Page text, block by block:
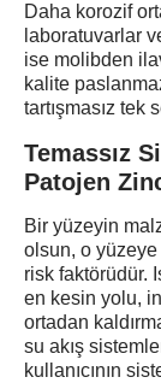
Daha korozif
laboratuvarlar
ise molibden
kalite
tartışmasız tek
Temassız
Patojen
Bir yüzeyin
olsun, o
risk faktörüdür.
en kesin yolu,
ortadan
su akış
kullanıcının